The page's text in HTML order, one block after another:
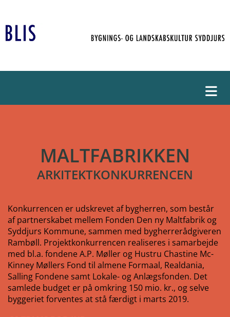
MALTFABRIKKEN
ARKITEKTKONKURRENCEN
Konkurrencen er udskrevet af bygherren, som består
af partnerskabet mellem Fonden Den ny Maltfabrik og
Syddjurs Kommune, sammen med bygherrerådgiveren
Rambøll. Projektkonkurrencen realiseres i samarbejde
med bl.a. fondene A.P. Møller og Hustru Chastine Mc-
Kinney Møllers Fond til almene Formaal, Realdania,
Salling Fondene samt Lokale- og Anlægsfonden. Det
samlede budget er på omkring 150 mio. kr., og selve
byggeriet forventes at stå færdigt i marts 2019.